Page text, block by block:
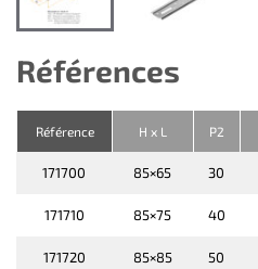
Références
Référence H x L P2
171700 85×65 30
171710 85×75 40
171720 85×85 50